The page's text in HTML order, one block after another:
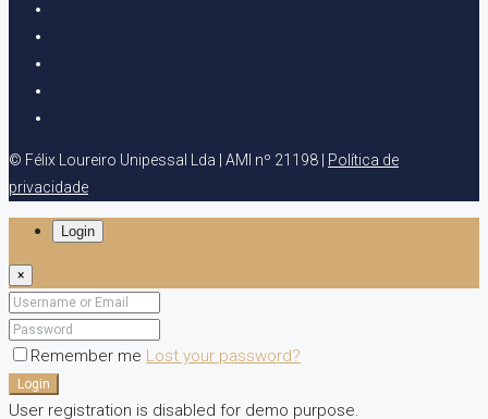
© Félix Loureiro Unipessal Lda | AMI nº 21198 | Política de
privacidade
Login
×
Remember me Lost your password?
Login
User registration is disabled for demo purpose.